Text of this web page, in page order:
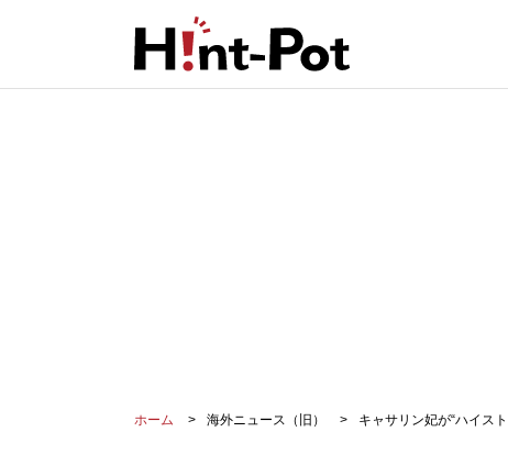
ホーム 海外ニュース（旧） キャサリン妃が“ハイス